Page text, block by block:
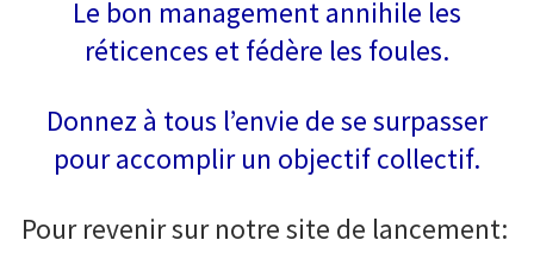
Le bon management annihile les
réticences et fédère les foules.
Donnez à tous l’envie de se surpasser
pour accomplir un objectif collectif.
Pour revenir sur notre site de lancement: